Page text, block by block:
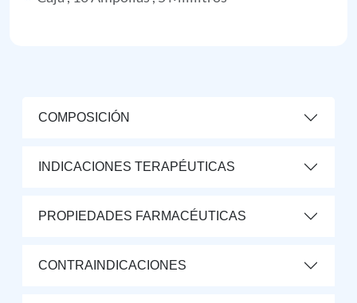
COMPOSICIÓN
INDICACIONES TERAPÉUTICAS
PROPIEDADES FARMACÉUTICAS
CONTRAINDICACIONES